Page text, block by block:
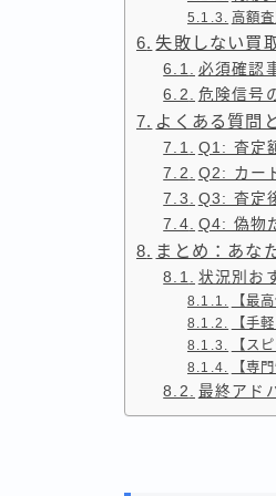
高額
失敗しない買
必須確認
危険信号
よくある質問
Q1: 査定
Q2: カー
Q3: 査定
Q4: 偽物
まとめ：あな
状況別お
【最
【手
【ス
【専
最終アド